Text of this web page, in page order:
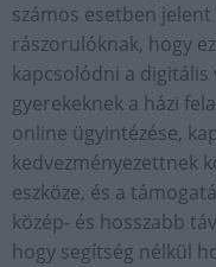
számos esetben
rászorulóknak, hogy
kapcsolódni a digitális
gyerekeknek a házi
online ügyintézése,
kedvezményezettnek
eszköze, és a
közép- és hosszabb
hogy segítség nélkül